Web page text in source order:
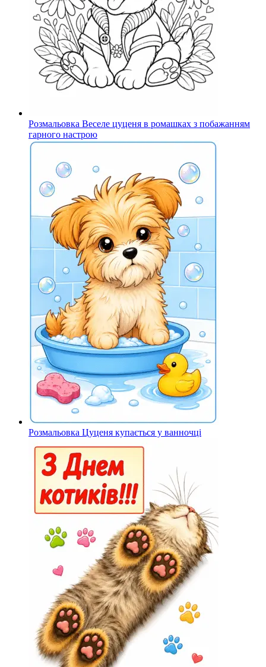
Розмальовка Веселе цуценя в ромашках з побажанням
гарного настрою
Розмальовка Цуценя купається у ванночці